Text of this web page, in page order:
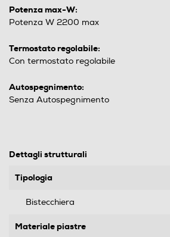
Potenza max-W:
Potenza W 2200 max
Termostato regolabile:
Con termostato regolabile
Autospegnimento:
Senza Autospegnimento
Dettagli strutturali
Tipologia
Bistecchiera
Materiale piastre